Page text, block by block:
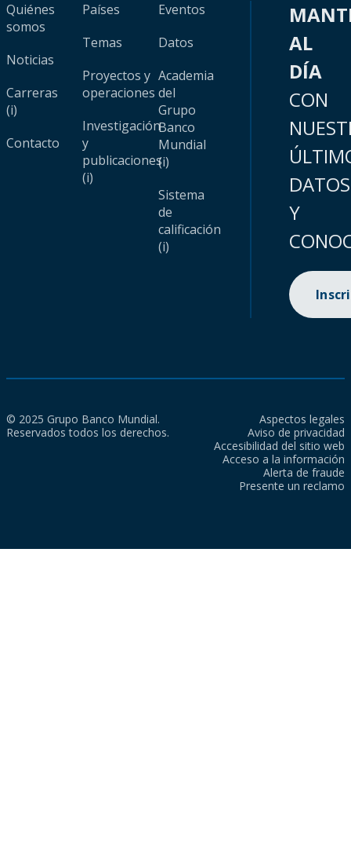
Quiénes
somos
Noticias
Carreras
(i)
Contacto
Países
Temas
Proyectos y
operaciones
Investigación
y
publicaciones
(i)
Eventos
Datos
Academia
del
Grupo
Banco
Mundial
(i)
Sistema
de
calificación
(i)
AL
DÍA
CON
DATOS
Y
© 2025 Grupo Banco Mundial.
Reservados todos los derechos.
Aspectos legales
Aviso de privacidad
Accesibilidad del sitio web
Acceso a la información
Alerta de fraude
Presente un reclamo